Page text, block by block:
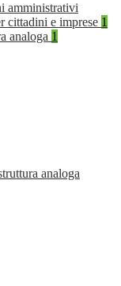
amministrativi
cittadini e imprese 1
analoga 1
analoga